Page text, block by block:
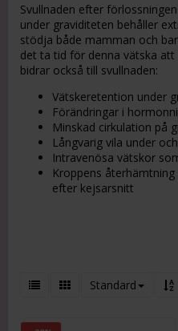
Svullnaden efter
under graviditeten behåller
stödja både mamman och
det ta tid för denna vätska
bidrar också till svullnaden:
Vätskeretention under
Förändringar i
Minskad cirkulation på
Långvarig vila under
Intravenösa vätskor
Kroppens
efter kejsarsnitt
Standard